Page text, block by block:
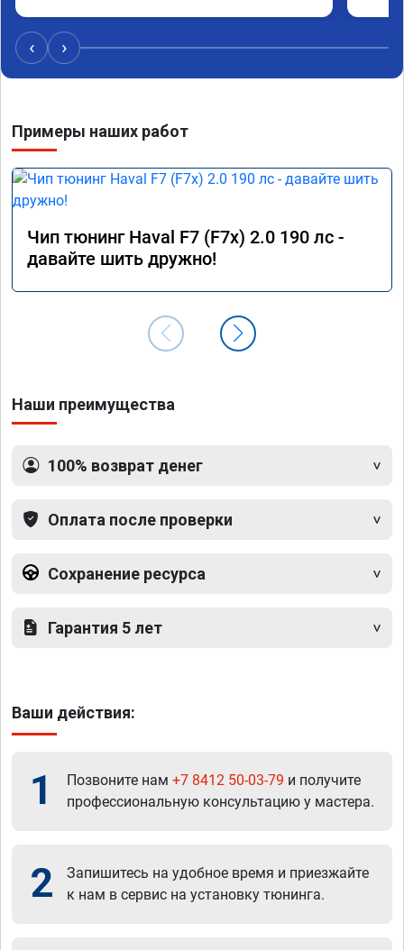
‹ ›
Примеры наших работ
Чип тюнинг Haval F7 (F7x) 2.0 190 лс -
давайте шить дружно!
Наши преимущества
100% возврат денег
Оплата после проверки
Сохранение ресурса
Гарантия 5 лет
Ваши действия:
1 Позвоните нам +7 8412 50-03-79 и получите
профессиональную консультацию у мастера.
2
Запишитесь на удобное время и приезжайте
к нам в сервис на установку тюнинга.